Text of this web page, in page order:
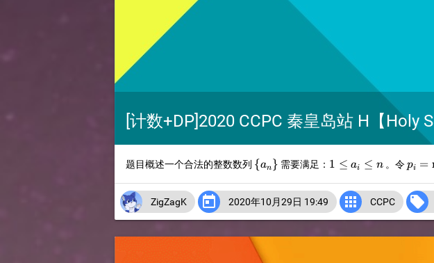
[计数+DP]2020 CCPC 秦皇岛站 H【Holy
题目概述一个合法的整数数列 \
{an } 需要满足： 1\le
n
1 ≤ ai ≤ n。令
k\le
pi =
ZigZagK  2020年10月29日 19:49  CCPC 